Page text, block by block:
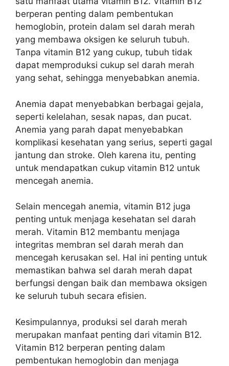
berperan penting dalam pembentukan
hemoglobin, protein dalam sel darah merah
yang membawa oksigen ke seluruh tubuh.
Tanpa vitamin B12 yang cukup, tubuh tidak
dapat memproduksi cukup sel darah merah
yang sehat, sehingga menyebabkan anemia.
Anemia dapat menyebabkan berbagai gejala,
seperti kelelahan, sesak napas, dan pucat.
Anemia yang parah dapat menyebabkan
komplikasi kesehatan yang serius, seperti gagal
jantung dan stroke. Oleh karena itu, penting
untuk mendapatkan cukup vitamin B12 untuk
mencegah anemia.
Selain mencegah anemia, vitamin B12 juga
penting untuk menjaga kesehatan sel darah
merah. Vitamin B12 membantu menjaga
integritas membran sel darah merah dan
mencegah kerusakan sel. Hal ini penting untuk
memastikan bahwa sel darah merah dapat
berfungsi dengan baik dan membawa oksigen
ke seluruh tubuh secara efisien.
Kesimpulannya, produksi sel darah merah
merupakan manfaat penting dari vitamin B12.
Vitamin B12 berperan penting dalam
pembentukan hemoglobin dan menjaga